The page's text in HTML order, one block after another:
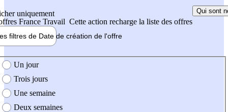
uniquement
France Travail Cette action recharge la liste des offres
Qui sont
filtres de Date de création de l'offre
création de l'offre
Un jour
Trois jours
Une semaine
Deux semaines